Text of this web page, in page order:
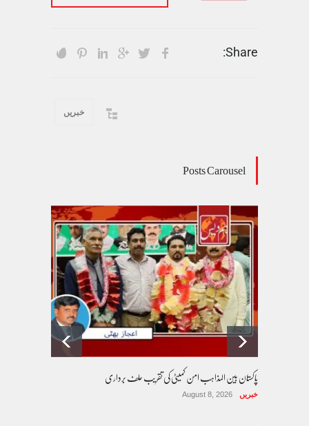
Share:
خبریں
Posts Carousel
پاکستان بین المذاہب امن کمیٹی کی تقریب حلف برداری
خبریں August 8, 2026